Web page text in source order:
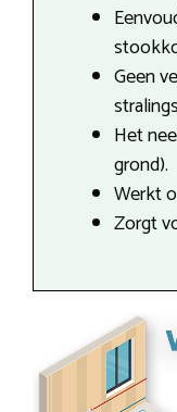
Geen
Het
grond).
Werkt
Zorgt